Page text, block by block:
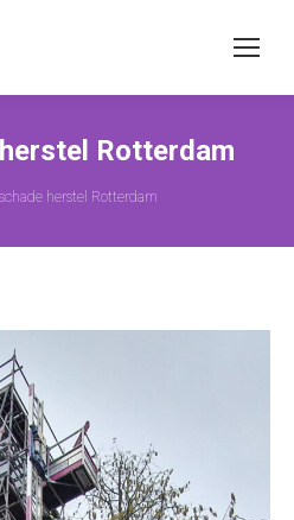
Rotterdam
herstel Rotterdam